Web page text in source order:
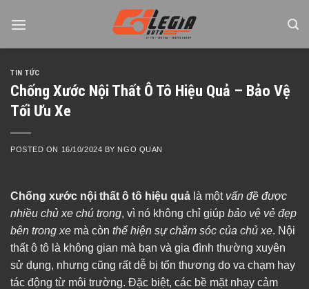
TIN TỨC
Chống Xước Nội Thất Ô Tô Hiệu Quả – Bảo Vệ
Tối Ưu Xe
POSTED ON 16/10/2024 BY NGO QUAN
Chống xước nội thất ô tô hiệu quả là mộtvấn đề được
nhiều chủ xe chú trọng, vì nó không chỉ giúp bảo vệ vẻ đẹp
bên trong xe mà còn thể hiện sự chăm sóc của chủ xe. Nội
thất ô tô là không gian mà bạn và gia đình thường xuyên
sử dụng, nhưng cũng rất dễ bị tổn thương do va chạm hay
tác động từ môi trường. Đặc biệt, các bề mặt nhạy cảm